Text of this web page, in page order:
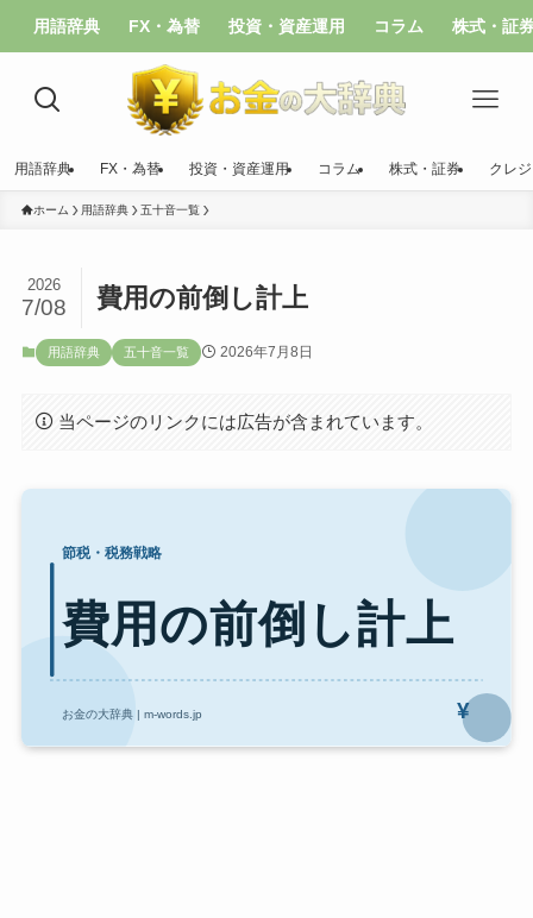
用語辞典 FX・為替 投資・資産運用 コラム 株式・証
用語辞典 FX・為替 投資・資産運用 コラム 株式・証券 クレ
ホーム 用語辞典 五十音一覧
費用の前倒し計上
2026
7/08
用語辞典 五十音一覧 2026年7月8日
当ページのリンクには広告が含まれています。